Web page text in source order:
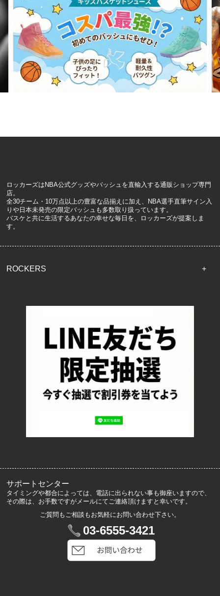
ロッカーズはNBA公式グッズやバッシュを直輸入する通販ショップ専門
店。
全30チーム・10万点以上の豊富な品揃えに加え、NBA選手直筆サイン入
りや日本未発売の限定バッシュも多数取り扱っています。
バスケと共に生活するあなたの幸せな毎日を、ロッカーズが提案しま
す。
ROCKERS
配送・送料について
返品について
お支払い方法について
特定商取引法に基づく表記
プライバシーポリシー
ロッカーズについて
サポートセンター
タイミングや都合によっては、電話に出られない事も御座いますので、
その際は、お手数ですがメールにてご連絡頂けますと幸いです。
ご質問もご相談もお気軽にお問い合わせ下さい。
03-6555-3421